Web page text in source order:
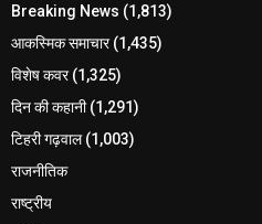
Breaking News (1,813)
आकस्मिक समाचार(1,435)
विशेष कवर(1,325)
दिन की कहानी(1,291)
टिहरी गढ़वाल(1,003)
राजनीतिक
राष्ट्रीय